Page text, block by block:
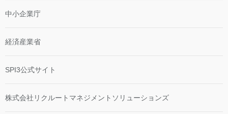
中小企業庁
経済産業省
SPI3公式サイト
株式会社リクルートマネジメントソリューションズ